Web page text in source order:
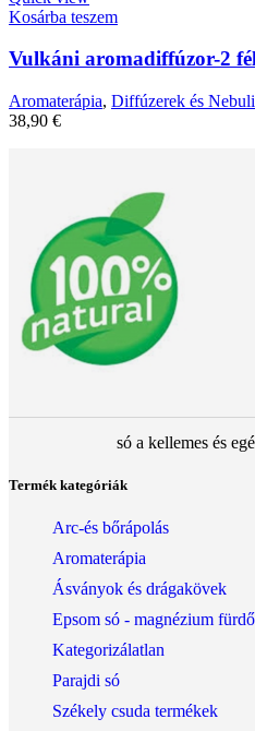
Kosárba teszem
Vulkáni aromadiffúzor-2
Aromaterápia, Diffúzerek és
38,90 €
só a kellemes és
Termék kategóriák
Arc-és bőrápolás
Aromaterápia
Ásványok és drágakövek
Epsom só - magnézium
Kategorizálatlan
Parajdi só
Székely csuda termékek